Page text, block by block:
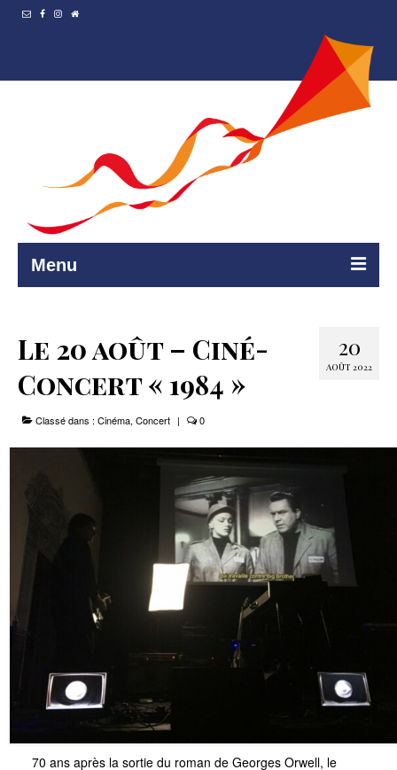
Menu
Resto et…
Programmation
Le Projet
20
AOÛT 2022
Le 20 août – Ciné-
Concert « 1984 »
Classé dans : Cinéma, Concert | 0
70 ans après la sortie du roman de Georges Orwell, le